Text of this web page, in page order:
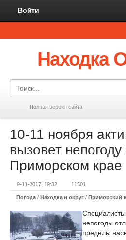
Войти
Находка
Полная версия сайта
10-11 ноября
вызовет непогоду
Приморском крае
9-11-2017, 19:32 11501
Погода / Находка и округ / Приморский
непогоды
пределы